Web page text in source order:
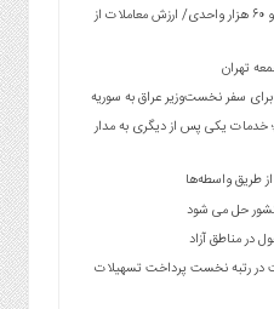
شاخص کل بورس در آستانه ۵ میلیون و ۶۰ هزار واحدی/ ارزش معاملات از
تهران
سفر نخست‌وزیر عراق به سوریه
خدمات یکی پس از دیگری به مدار
از طریق واسطه‌ها
کشور حل می شود
در رتبه نخست پرداخت تسهیلات